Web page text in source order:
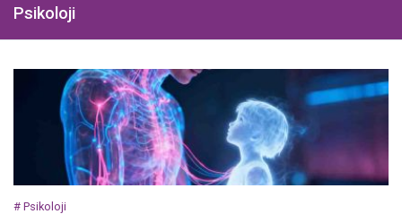
Psikoloji
# Psikoloji